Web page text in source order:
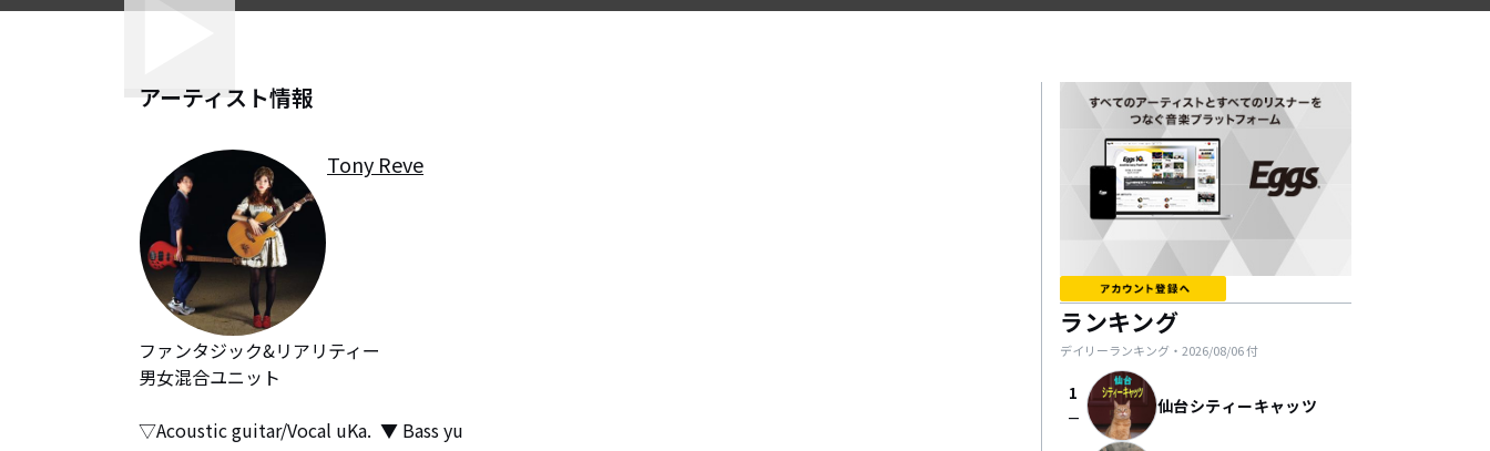
アーティスト情報
Tony Reve
ファンタジック&リアリティー
男女混合ユニット
▽Acoustic guitar/Vocal uKa.  ▼ Bass yu
ランキング
デイリーランキング・ 2026/08/06付
1
check_indeterminate_small 仙台シティーキャッツ